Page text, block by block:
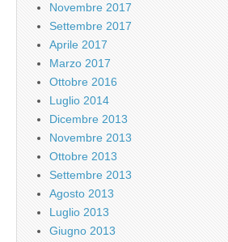
Novembre 2017
Settembre 2017
Aprile 2017
Marzo 2017
Ottobre 2016
Luglio 2014
Dicembre 2013
Novembre 2013
Ottobre 2013
Settembre 2013
Agosto 2013
Luglio 2013
Giugno 2013